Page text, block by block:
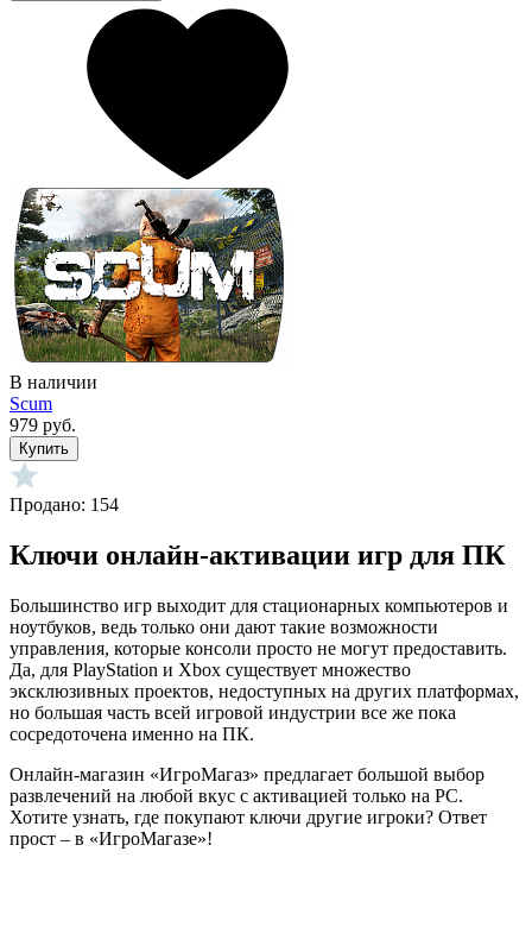
В наличии
Scum
979 руб.
Купить
Продано: 154
Ключи онлайн-активации игр для ПК
Большинство игр выходит для стационарных компьютеров и
ноутбуков, ведь только они дают такие возможности
управления, которые консоли просто не могут предоставить.
Да, для PlayStation и Xbox существует множество
эксклюзивных проектов, недоступных на других платформах,
но большая часть всей игровой индустрии все же пока
сосредоточена именно на ПК.
Онлайн-магазин «ИгроМагаз» предлагает большой выбор
развлечений на любой вкус с активацией только на PC.
Хотите узнать, где покупают ключи другие игроки? Ответ
прост – в «ИгроМагазе»!